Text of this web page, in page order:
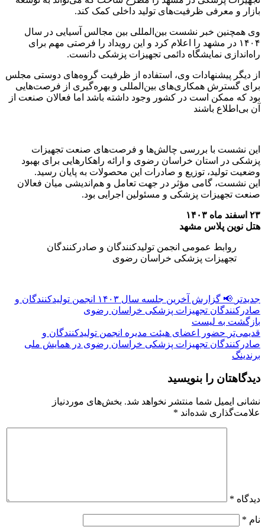
بازار و معرفی ظرفیت‌های تولید داخلی کمک کند.
وی همچنین خبر نشست بین‌المللی بین مجالس آسیایی در سال
۱۴۰۴ در مشهد را اعلام کرد و این رویداد را فرصتی مهم برای
راه‌اندازی نمایشگاه دائمی تجهیزات پزشکی دانست.
از دیگر پیشنهادات وی، استفاده از ظرفیت گروه‌های دوستی مجلس
برای گسترش همکاری‌های بین‌المللی و بهره‌گیری از فرصت‌هایی
بود که ممکن است در کشور وجود داشته باشد اما فعالان صنعت از
آن بی‌اطلاع باشند
این نشست با بررسی چالش‌ها و فرصت‌های صنعت تجهیزات
پزشکی در استان خراسان رضوی و ارائه راهکارهایی برای بهبود
وضعیت تولید، توزیع و صادرات این محصولات به پایان رسید.
این نشست، گامی مؤثر در جهت تعامل و هم‌اندیشی میان فعالان
صنعت تجهیزات پزشکی و مسئولین اجرایی بود.
۲۳ اسفند ماه ۱۴۰۳
هتل نوین پلاس مشهد
روابط عمومی انجمن تولیدکنندگان و صادرکنندگان
تجهیزات پزشکی خراسان رضوی
جدیدتر
📢 گزارش آخرین جلسه سال ۱۴۰۳ انجمن تولیدکنندگان و
صادرکنندگان تجهیزات پزشکی خراسان رضوی
بازگشت به لیست
قدیمی‌تر حضور اعضای هیئت مدیره انجمن تولیدکنندگان و
صادرکنندگان تجهیزات پزشکی خراسان رضوی در همایش ملی
برندینگ
دیدگاهتان را بنویسید
نشانی ایمیل شما منتشر نخواهد شد. بخش‌های موردنیاز
علامت‌گذاری شده‌اند *
دیدگاه *
نام *